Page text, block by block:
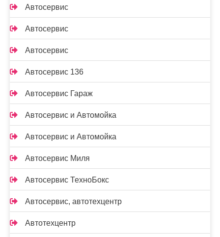
Автосервис
Автосервис
Автосервис
Автосервис 136
Автосервис Гараж
Автосервис и Автомойка
Автосервис и Автомойка
Автосервис Миля
Автосервис ТехноБокс
Автосервис, автотехцентр
Автотехцентр